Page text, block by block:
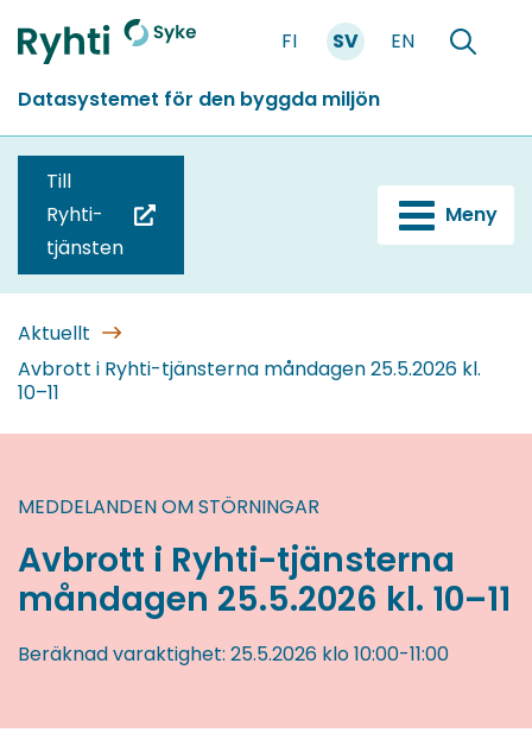
till
Förstasidan
FI SV EN
Söka
Datasystemet för den byggda miljön
Till
Ryhti-
tjänsten
blir
omdirigerad
till
en
tjänst)
Meny
Aktuellt
Avbrott i Ryhti-tjänsterna måndagen 25.5.2026 kl.
10–11
MEDDELANDEN OM STÖRNINGAR
Avbrott i Ryhti-tjänsterna
måndagen 25.5.2026 kl. 10–11
Beräknad varaktighet: 25.5.2026 klo 10:00-11:00